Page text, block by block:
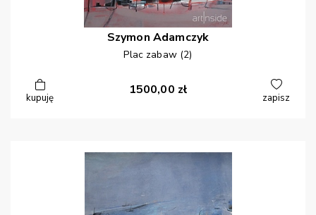
Szymon Adamczyk
Plac zabaw (2)
kupuję
1500,00 zł
zapisz